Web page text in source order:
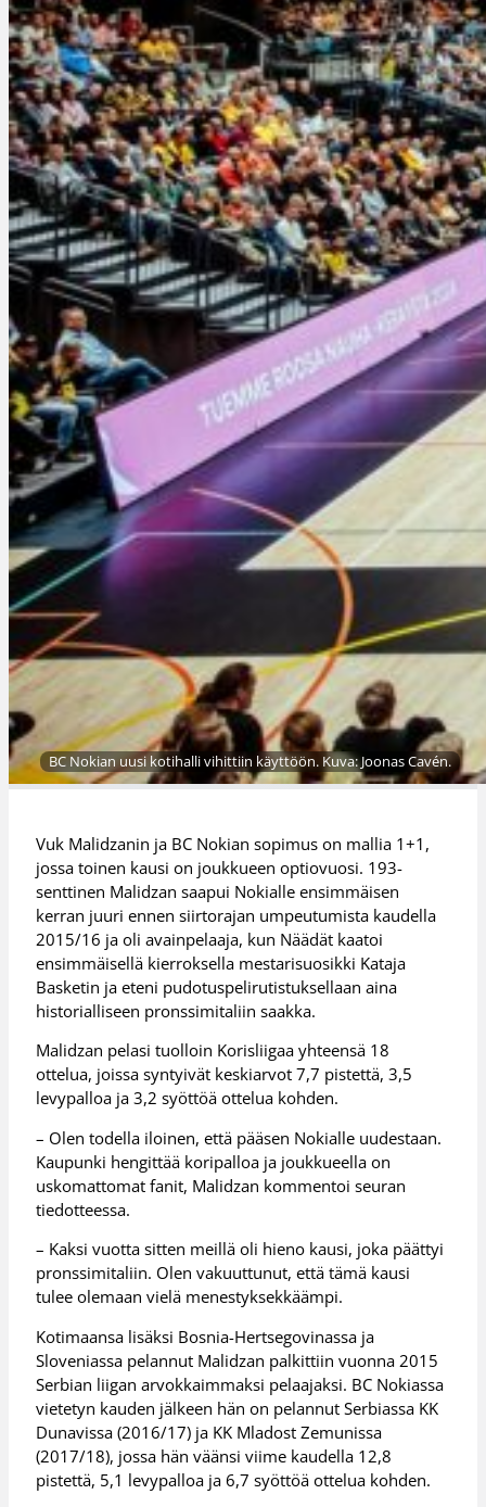
BC Nokian uusi kotihalli vihittiin käyttöön. Kuva: Joonas Cavén.
Vuk Malidzanin ja BC Nokian sopimus on mallia 1+1,
jossa toinen kausi on joukkueen optiovuosi. 193-
senttinen Malidzan saapui Nokialle ensimmäisen
kerran juuri ennen siirtorajan umpeutumista kaudella
2015/16 ja oli avainpelaaja, kun Näädät kaatoi
ensimmäisellä kierroksella mestarisuosikki Kataja
Basketin ja eteni pudotuspelirutistuksellaan aina
historialliseen pronssimitaliin saakka.
Malidzan pelasi tuolloin Korisliigaa yhteensä 18
ottelua, joissa syntyivät keskiarvot 7,7 pistettä, 3,5
levypalloa ja 3,2 syöttöä ottelua kohden.
– Olen todella iloinen, että pääsen Nokialle uudestaan.
Kaupunki hengittää koripalloa ja joukkueella on
uskomattomat fanit, Malidzan kommentoi seuran
tiedotteessa.
– Kaksi vuotta sitten meillä oli hieno kausi, joka päättyi
pronssimitaliin. Olen vakuuttunut, että tämä kausi
tulee olemaan vielä menestyksekkäämpi.
Kotimaansa lisäksi Bosnia-Hertsegovinassa ja
Sloveniassa pelannut Malidzan palkittiin vuonna 2015
Serbian liigan arvokkaimmaksi pelaajaksi. BC Nokiassa
vietetyn kauden jälkeen hän on pelannut Serbiassa KK
Dunavissa (2016/17) ja KK Mladost Zemunissa
(2017/18), jossa hän väänsi viime kaudella 12,8
pistettä, 5,1 levypalloa ja 6,7 syöttöä ottelua kohden.